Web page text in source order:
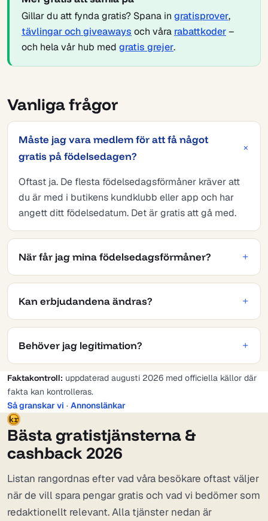
Gillar du att fynda gratis? Spana in gratisprover,
tävlingar och giveaways och våra rabattkoder–
och hela vår hub med gratis grejer.
Vanliga frågor
Måste jag vara medlem för att få något
gratis på födelsedagen?
Oftast ja. De flesta födelsedagsförmåner kräver att
du är med i butikens kundklubb eller app och har
angett ditt födelsedatum. Det är gratis att gå med.
När får jag mina födelsedagsförmåner?
Kan erbjudandena ändras?
Behöver jag legitimation?
Faktakontroll: uppdaterad augusti 2026 med officiella källor där
fakta kan kontrolleras.
Så granskar vi · Annonslänkar
kr
Bästa gratistjänsterna &
cashback 2026
Listan rangordnas efter vad våra besökare oftast väljer
när de vill spara pengar gratis och vad vi bedömer som
redaktionellt relevant. Alla tjänster nedan är